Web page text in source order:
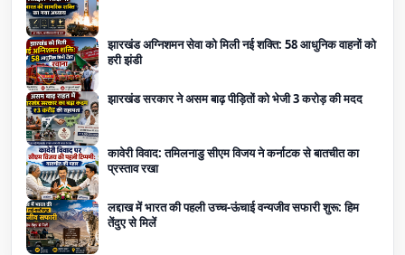
झारखंड अग्निशमन सेवा को मिली नई शक्ति: 58 आधुनिक वाहनों को
हरी झंडी
झारखंड सरकार ने असम बाढ़ पीड़ितों को भेजी 3 करोड़ की मदद
कावेरी विवाद: तमिलनाडु सीएम विजय ने कर्नाटक से बातचीत का
प्रस्ताव रखा
लद्दाख में भारत की पहली उच्च-ऊंचाई वन्यजीव सफारी शुरू: हिम
तेंदुए से मिलें